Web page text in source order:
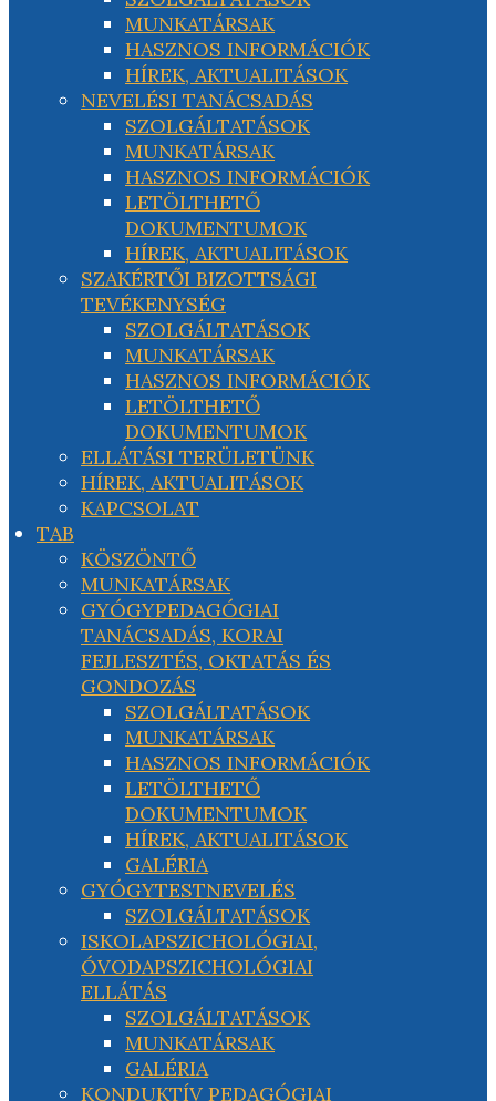
MUNKATÁRSAK
HASZNOS INFORMÁCIÓK
HÍREK, AKTUALITÁSOK
NEVELÉSI TANÁCSADÁS
SZOLGÁLTATÁSOK
MUNKATÁRSAK
HASZNOS INFORMÁCIÓK
LETÖLTHETŐ
DOKUMENTUMOK
HÍREK, AKTUALITÁSOK
SZAKÉRTŐI BIZOTTSÁGI
TEVÉKENYSÉG
SZOLGÁLTATÁSOK
MUNKATÁRSAK
HASZNOS INFORMÁCIÓK
LETÖLTHETŐ
DOKUMENTUMOK
ELLÁTÁSI TERÜLETÜNK
HÍREK, AKTUALITÁSOK
KAPCSOLAT
TAB
KÖSZÖNTŐ
MUNKATÁRSAK
GYÓGYPEDAGÓGIAI
TANÁCSADÁS, KORAI
FEJLESZTÉS, OKTATÁS ÉS
GONDOZÁS
SZOLGÁLTATÁSOK
MUNKATÁRSAK
HASZNOS INFORMÁCIÓK
LETÖLTHETŐ
DOKUMENTUMOK
HÍREK, AKTUALITÁSOK
GALÉRIA
GYÓGYTESTNEVELÉS
SZOLGÁLTATÁSOK
ISKOLAPSZICHOLÓGIAI,
ÓVODAPSZICHOLÓGIAI
ELLÁTÁS
SZOLGÁLTATÁSOK
MUNKATÁRSAK
GALÉRIA
KONDUKTÍV PEDAGÓGIAI